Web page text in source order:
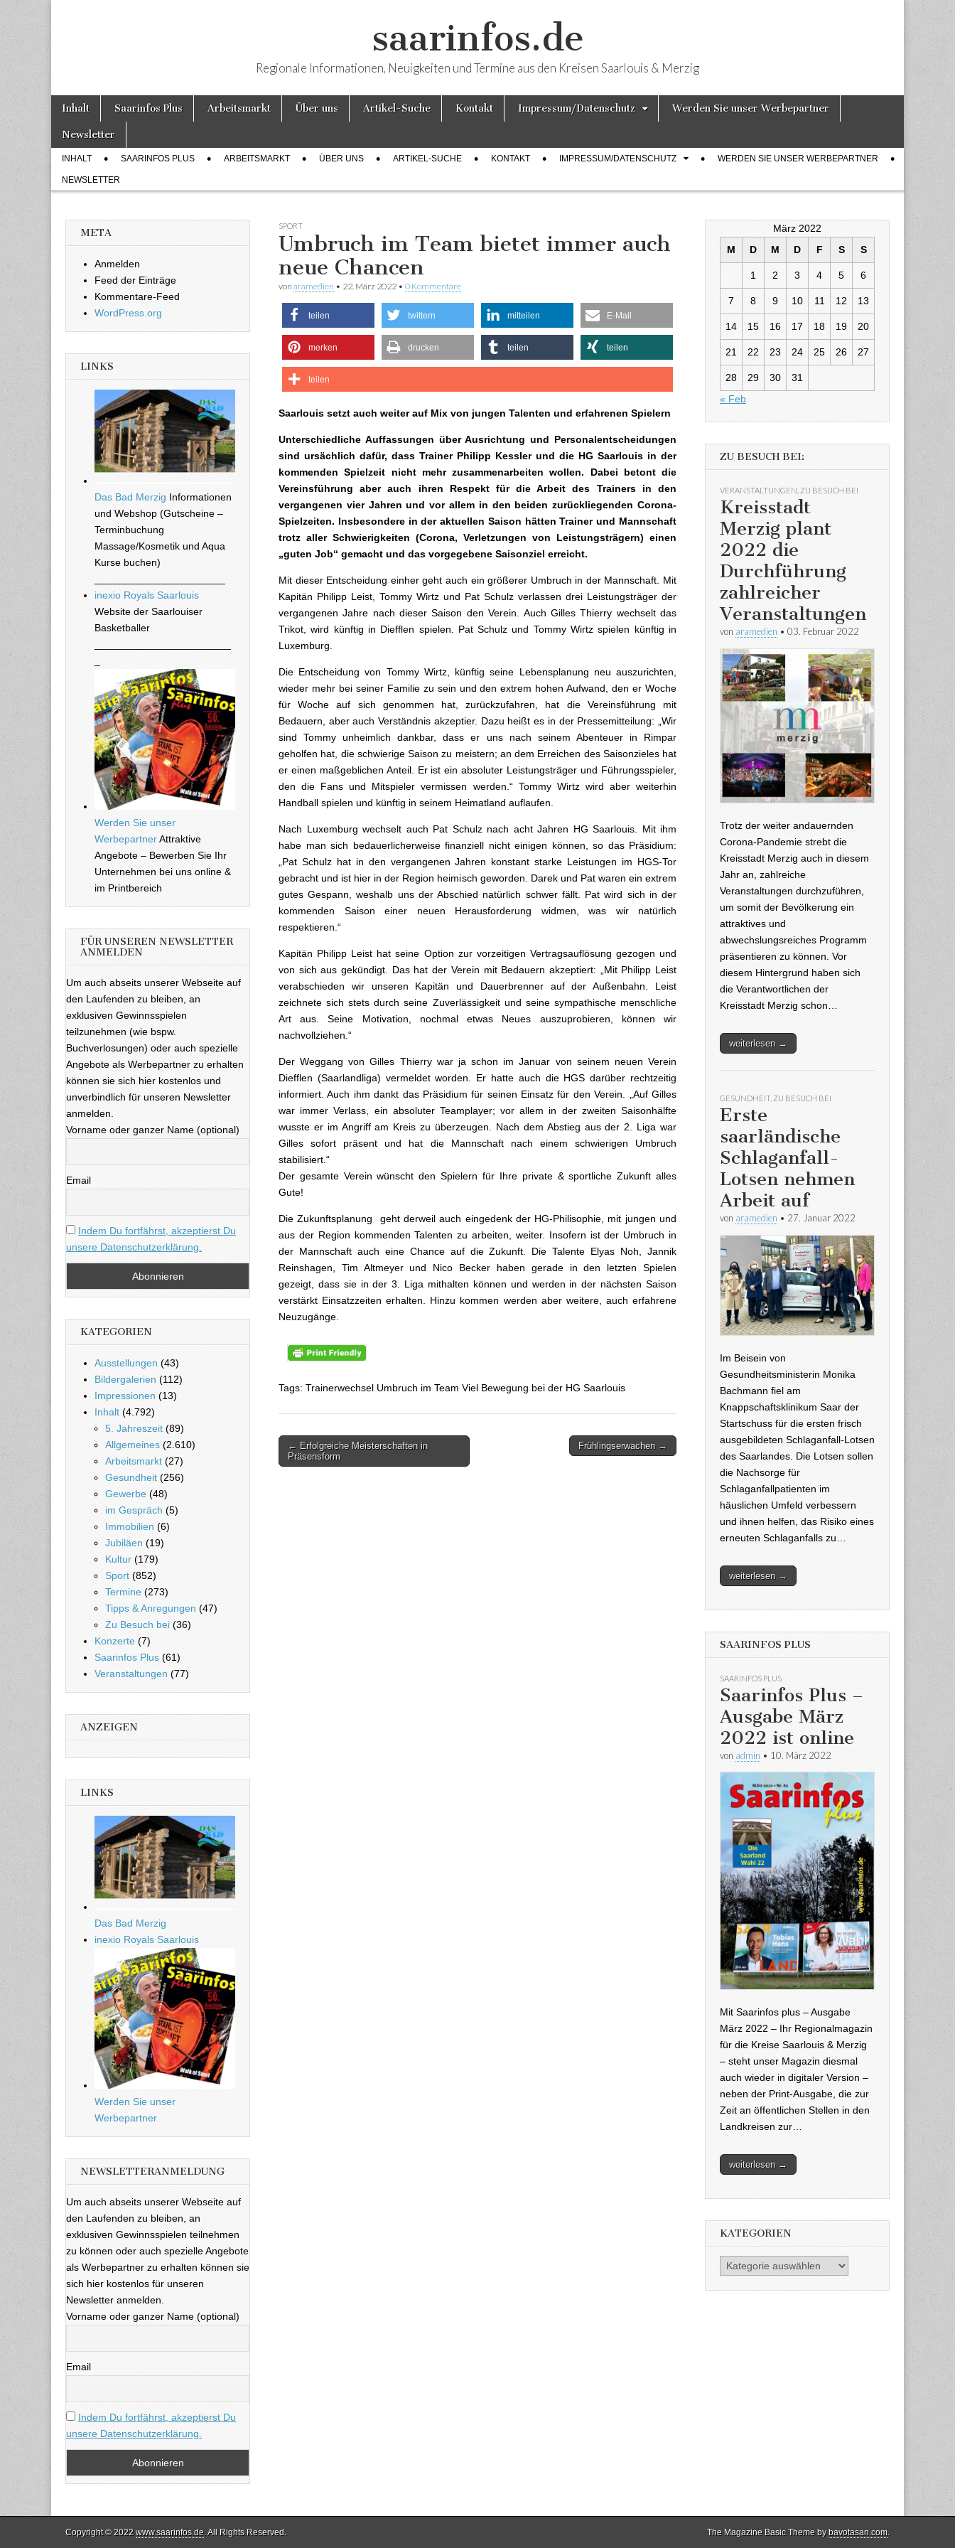
saarinfos.de
Regionale Informationen, Neuigkeiten und Termine aus den Kreisen Saarlouis & Merzig
Hauptmenü
Weiter zum Inhalt
Inhalt Saarinfos Plus Arbeitsmarkt Über uns Artikel-Suche Kontakt Impressum/Datenschutz Werden Sie unser Werbepartner
Newsletter
Untermenü
INHALT SAARINFOS PLUS ARBEITSMARKT ÜBER UNS ARTIKEL-SUCHE KONTAKT IMPRESSUM/DATENSCHUTZ WERDEN SIE UNSER WERBEPARTNER
NEWSLETTER
SPORT
Umbruch im Team bietet immer auch
neue Chancen
von aramedien • 22. März 2022 • 0 Kommentare
teilen twittern mitteilen E-Mail
merken drucken teilen teilen
teilen
Saarlouis setzt auch weiter auf Mix von jungen Talenten und erfahrenen Spielern
Unterschiedliche Auffassungen über Ausrichtung und Personalentscheidungen
sind ursächlich dafür, dass Trainer Philipp Kessler und die HG Saarlouis in der
kommenden Spielzeit nicht mehr zusammenarbeiten wollen. Dabei betont die
Vereinsführung aber auch ihren Respekt für die Arbeit des Trainers in den
vergangenen vier Jahren und vor allem in den beiden zurückliegenden Corona-
Spielzeiten. Insbesondere in der aktuellen Saison hätten Trainer und Mannschaft
trotz aller Schwierigkeiten (Corona, Verletzungen von Leistungsträgern) einen
„guten Job“ gemacht und das vorgegebene Saisonziel erreicht.
Mit dieser Entscheidung einher geht auch ein größerer Umbruch in der Mannschaft. Mit
Kapitän Philipp Leist, Tommy Wirtz und Pat Schulz verlassen drei Leistungsträger der
vergangenen Jahre nach dieser Saison den Verein. Auch Gilles Thierry wechselt das
Trikot, wird künftig in Diefflen spielen. Pat Schulz und Tommy Wirtz spielen künftig in
Luxemburg.
Die Entscheidung von Tommy Wirtz, künftig seine Lebensplanung neu auszurichten,
wieder mehr bei seiner Familie zu sein und den extrem hohen Aufwand, den er Woche
für Woche auf sich genommen hat, zurückzufahren, hat die Vereinsführung mit
Bedauern, aber auch Verständnis akzeptier. Dazu heißt es in der Pressemitteilung: „Wir
sind Tommy unheimlich dankbar, dass er uns nach seinem Abenteuer in Rimpar
geholfen hat, die schwierige Saison zu meistern; an dem Erreichen des Saisonzieles hat
er einen maßgeblichen Anteil. Er ist ein absoluter Leistungsträger und Führungsspieler,
den die Fans und Mitspieler vermissen werden.“ Tommy Wirtz wird aber weiterhin
Handball spielen und künftig in seinem Heimatland auflaufen.
Nach Luxemburg wechselt auch Pat Schulz nach acht Jahren HG Saarlouis. Mit ihm
habe man sich bedauerlicherweise finanziell nicht einigen können, so das Präsidium:
„Pat Schulz hat in den vergangenen Jahren konstant starke Leistungen im HGS-Tor
gebracht und ist hier in der Region heimisch geworden. Darek und Pat waren ein extrem
gutes Gespann, weshalb uns der Abschied natürlich schwer fällt. Pat wird sich in der
kommenden Saison einer neuen Herausforderung widmen, was wir natürlich
respektieren.“
Kapitän Philipp Leist hat seine Option zur vorzeitigen Vertragsauflösung gezogen und
von sich aus gekündigt. Das hat der Verein mit Bedauern akzeptiert: „Mit Philipp Leist
verabschieden wir unseren Kapitän und Dauerbrenner auf der Außenbahn. Leist
zeichnete sich stets durch seine Zuverlässigkeit und seine sympathische menschliche
Art aus. Seine Motivation, nochmal etwas Neues auszuprobieren, können wir
nachvollziehen.“
Der Weggang von Gilles Thierry war ja schon im Januar von seinem neuen Verein
Diefflen (Saarlandliga) vermeldet worden. Er hatte auch die HGS darüber rechtzeitig
informiert. Auch ihm dankt das Präsidium für seinen Einsatz für den Verein. „Auf Gilles
war immer Verlass, ein absoluter Teamplayer; vor allem in der zweiten Saisonhälfte
wusste er im Angriff am Kreis zu überzeugen. Nach dem Abstieg aus der 2. Liga war
Gilles sofort präsent und hat die Mannschaft nach einem schwierigen Umbruch
stabilisiert.“
Der gesamte Verein wünscht den Spielern für Ihre private & sportliche Zukunft alles
Gute!
Die Zukunftsplanung geht derweil auch eingedenk der HG-Philisophie, mit jungen und
aus der Region kommenden Talenten zu arbeiten, weiter. Insofern ist der Umbruch in
der Mannschaft auch eine Chance auf die Zukunft. Die Talente Elyas Noh, Jannik
Reinshagen, Tim Altmeyer und Nico Becker haben gerade in den letzten Spielen
gezeigt, dass sie in der 3. Liga mithalten können und werden in der nächsten Saison
verstärkt Einsatzzeiten erhalten. Hinzu kommen werden aber weitere, auch erfahrene
Neuzugänge.
Tags: Trainerwechsel Umbruch im Team Viel Bewegung bei der HG Saarlouis
Beitragsnavigation
← Erfolgreiche Meisterschaften in
Präsensform
Frühlingserwachen →
META
Anmelden
Feed der Einträge
Kommentare-Feed
WordPress.org
LINKS
Das Bad Merzig Informationen
und Webshop (Gutscheine –
Terminbuchung
Massage/Kosmetik und Aqua
Kurse buchen)
inexio Royals Saarlouis
Website der Saarlouiser
Basketballer
Werden Sie unser
WerbepartnerAttraktive
Angebote – Bewerben Sie Ihr
Unternehmen bei uns online &
im Printbereich
FÜR UNSEREN NEWSLETTER
ANMELDEN
Um auch abseits unserer Webseite auf
den Laufenden zu bleiben, an
exklusiven Gewinnsspielen
teilzunehmen (wie bspw.
Buchverlosungen) oder auch spezielle
Angebote als Werbepartner zu erhalten
können sie sich hier kostenlos und
unverbindlich für unseren Newsletter
anmelden.
Vorname oder ganzer Name (optional)
Email
Indem Du fortfährst, akzeptierst Du
unsere Datenschutzerklärung.
KATEGORIEN
Ausstellungen (43)
Bildergalerien (112)
Impressionen (13)
Inhalt (4.792)
5. Jahreszeit (89)
Allgemeines (2.610)
Arbeitsmarkt (27)
Gesundheit (256)
Gewerbe (48)
im Gespräch (5)
Immobilien (6)
Jubiläen (19)
Kultur (179)
Sport (852)
Termine (273)
Tipps & Anregungen (47)
Zu Besuch bei (36)
Konzerte (7)
Saarinfos Plus (61)
Veranstaltungen (77)
ANZEIGEN
LINKS
Das Bad Merzig
inexio Royals Saarlouis
Werden Sie unser
Werbepartner
NEWSLETTERANMELDUNG
Um auch abseits unserer Webseite auf
den Laufenden zu bleiben, an
exklusiven Gewinnsspielen teilnehmen
zu können oder auch spezielle Angebote
als Werbepartner zu erhalten können sie
sich hier kostenlos für unseren
Newsletter anmelden.
Vorname oder ganzer Name (optional)
Email
Indem Du fortfährst, akzeptierst Du
unsere Datenschutzerklärung.
März 2022
M
D M D F S S
1 2 3 4 5 6
7 8 9 10 11 12 13
14 15 16 17 18 19 20
21 22 23 24 25 26 27
28 29 30
31
« Feb
ZU BESUCH BEI:
VERANSTALTUNGEN ZU BESUCH BEI
Kreisstadt
Merzig plant
2022 die
Durchführung
zahlreicher
Veranstaltungen
von aramedien • 03. Februar 2022
Trotz der weiter andauernden
Corona-Pandemie strebt die
Kreisstadt Merzig auch in diesem
Jahr an, zahlreiche
Veranstaltungen durchzuführen,
um somit der Bevölkerung ein
attraktives und
abwechslungsreiches Programm
präsentieren zu können. Vor
diesem Hintergrund haben sich
die Verantwortlichen der
Kreisstadt Merzig schon…
weiterlesen →
GESUNDHEIT, ZU BESUCH BEI
Erste
saarländische
Schlaganfall-
Lotsen nehmen
Arbeit auf
von aramedien • 27. Januar 2022
Im Beisein von
Gesundheitsministerin Monika
Bachmann fiel am
Knappschaftsklinikum Saar der
Startschuss für die ersten frisch
ausgebildeten Schlaganfall-Lotsen
des Saarlandes. Die Lotsen sollen
die Nachsorge für
Schlaganfallpatienten im
häuslichen Umfeld verbessern
und ihnen helfen, das Risiko eines
erneuten Schlaganfalls zu…
weiterlesen →
SAARINFOS PLUS
SAARINFOS PLUS
Saarinfos Plus –
Ausgabe März
2022 ist online
von admin • 10. März 2022
Mit Saarinfos plus – Ausgabe
März 2022 – Ihr Regionalmagazin
für die Kreise Saarlouis & Merzig
– steht unser Magazin diesmal
auch wieder in digitaler Version –
neben der Print-Ausgabe, die zur
Zeit an öffentlichen Stellen in den
Landkreisen zur…
weiterlesen →
KATEGORIEN
Kategorien
Copyright © 2022 www.saarinfos.de. All Rights Reserved. The Magazine Basic Theme bybavotasan.com.